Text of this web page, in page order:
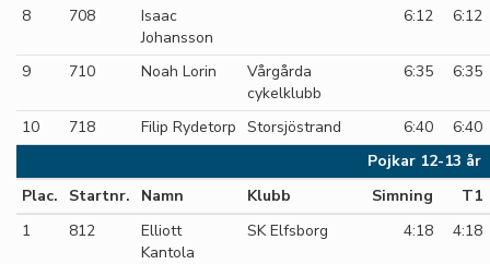
8 708
Isaac
Johansson
6:12 6:12
9 710 Noah Lorin
Vårgårda
cykelklubb
6:35 6:35
10 718 Filip Rydetorp Storsjöstrand 6:40
6:40
Pojkar 12-13 år
Plac.
Startnr. Namn Klubb Simning
T1
1
812
Elliott
Kantola
SK Elfsborg 4:18 4:18